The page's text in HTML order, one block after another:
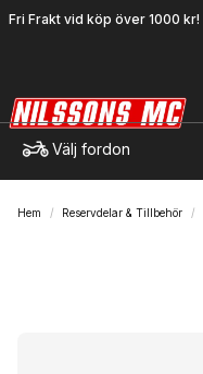
Fri Frakt vid köp över 1000 kr!
Välj fordon
Hem Reservdelar & Tillbehör